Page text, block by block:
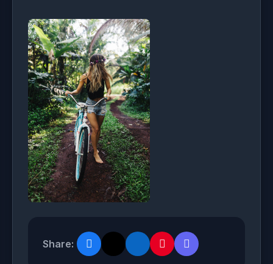
Share: